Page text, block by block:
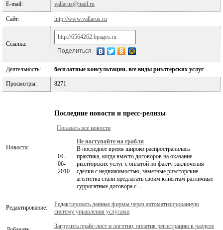
E-mail: vallarus@mail.ru
Сайт: http://www.vallarus.ru
Ссылка:
Поделиться
Деятельность: бесплатные консультации. все виды риэлтерских услуг
Просмотры: 8271
Новости:
Последние новости и пресс-релизы
Показать все новости
04-
06-
2010
Не наступайте на грабли
В последнее время широко распространилась
практика, когда вместо договоров на оказание
риэлторских услуг с оплатой по факту заключения
сделки с недвижимостью, заметные риэлторские
агентства стали предлагать своим клиентам различные
суррогатные договора с ...
Редактирование:
Редактировать данные фирмы через автоматизированную
систему управления услугами
Загрузить прайс-лист и логотип, оплатив регистрацию в разделе